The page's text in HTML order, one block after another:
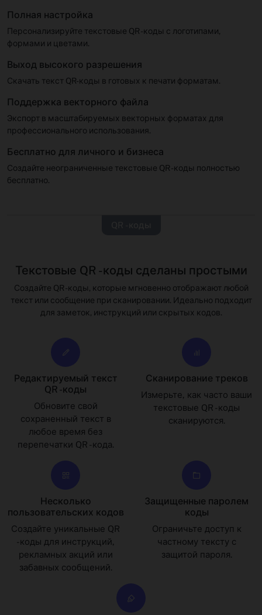
Полная настройка
Персонализируйте текстовые QR -коды с логотипами,
формами и цветами.
Выход высокого разрешения
Скачать текст QR-коды в готовых к печати форматам.
Поддержка векторного файла
Экспорт в масштабируемых векторных форматах для
профессионального использования.
Бесплатно для личного и бизнеса
Создайте неограниченные текстовые QR -коды полностью
бесплатно.
Текстовые QR -коды сделаны простыми
Создайте QR -коды, которые мгновенно отображают любой
текст или сообщение при сканировании. Идеально подходит
для заметок, инструкций или скрытых кодов.
Редактируемый текст
QR -коды
Обновите свой
сохраненный текст в
любое время без
перепечатки QR -кода.
Сканирование треков
Измерьте, как часто ваши
текстовые QR -коды
сканируются.
Несколько
пользовательских кодов
Создайте уникальные QR
-коды для инструкций,
рекламных акций или
забавных сообщений.
Защищенные паролем
коды
Ограничьте доступ к
частному тексту с
защитой пароля.